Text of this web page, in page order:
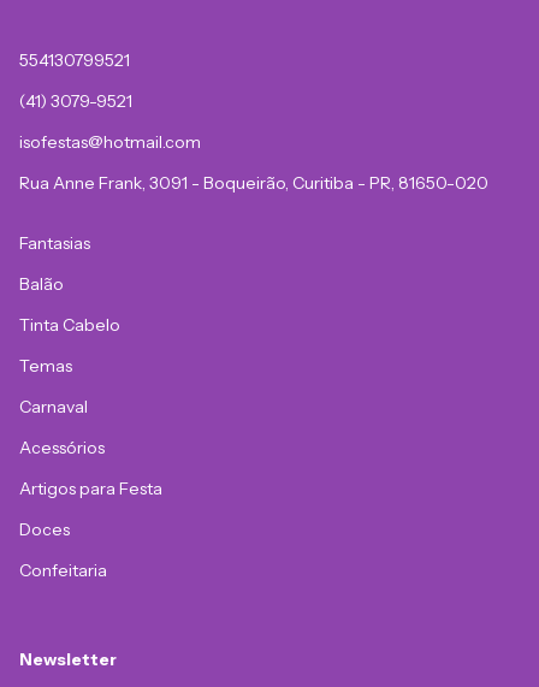
554130799521
(41) 3079-9521
isofestas@hotmail.com
Rua Anne Frank, 3091 - Boqueirão, Curitiba - PR, 81650-020
Fantasias
Balão
Tinta Cabelo
Temas
Carnaval
Acessórios
Artigos para Festa
Doces
Confeitaria
Newsletter